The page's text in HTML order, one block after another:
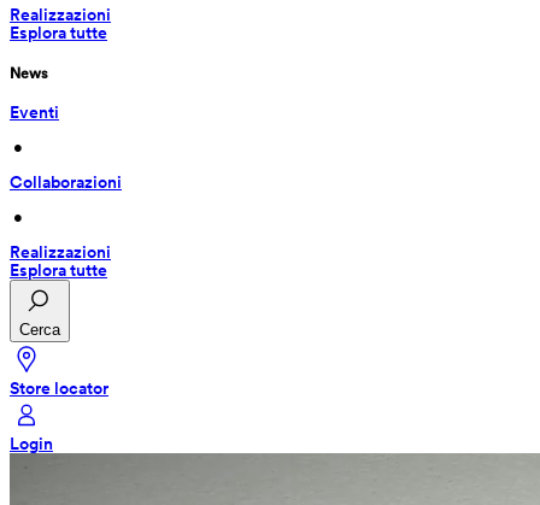
Realizzazioni
Esplora tutte
News
Eventi
•
Collaborazioni
•
Realizzazioni
Esplora tutte
Cerca
Store locator
Login